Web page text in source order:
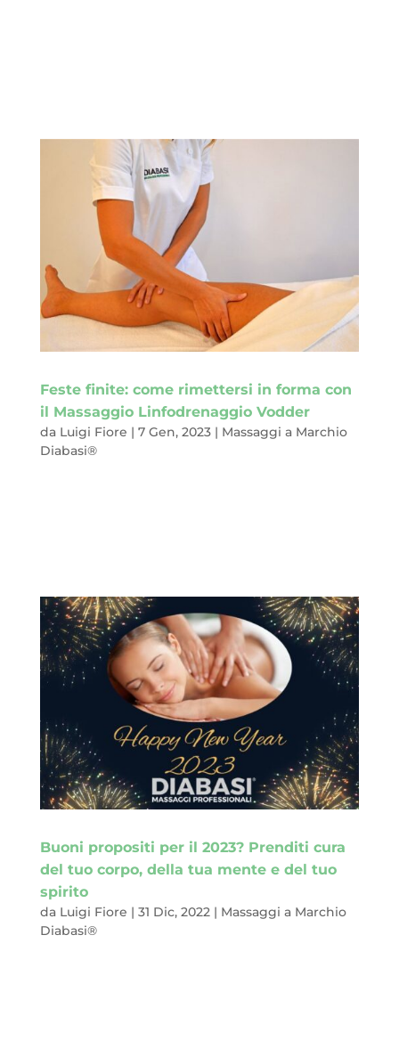
Feste finite: come rimettersi in forma con
il Massaggio Linfodrenaggio Vodder
da Luigi Fiore | 7 Gen, 2023| Massaggi a Marchio
Diabasi®
Buoni propositi per il 2023? Prenditi cura
del tuo corpo, della tua mente e del tuo
spirito
da Luigi Fiore | 31 Dic, 2022| Massaggi a Marchio
Diabasi®